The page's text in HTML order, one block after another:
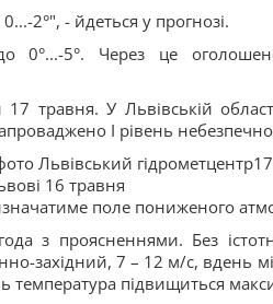
2°", - йдеться у прогнозі.
0°...-5°. Через це
травня. У Львівській
І рівень
Львівський
16 травня
поле пониженого
з проясненнями. Без
західний, 7 – 12 м/с, вдень
підвищиться